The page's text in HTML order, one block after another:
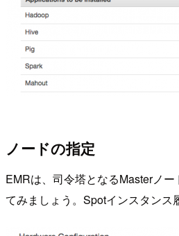
ノードの指定
EMRは、司令塔となるMasterノ
てみましょう。Spotインスタンス